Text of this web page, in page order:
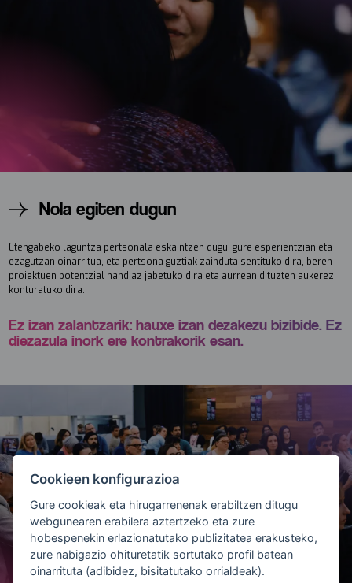
Nola egiten dugun
Etengabeko laguntza pertsonala eskaintzen dugu, gure esperientzian eta
ezagutzan oinarritua, eta pertsona guztiak zainduta sentituko dira, beren
proiektuen potentzial handiaz jabetuko dira eta aurrean dituzten aukerez
konturatuko dira.
Ez izan zalantzarik: hauxe izan dezakezu bizibide. Ez
diezazula inork ere kontrakorik esan.
Cookieen konfigurazioa
Gure cookieak eta hirugarrenenak erabiltzen ditugu
webgunearen erabilera aztertzeko eta zure
hobespenekin erlazionatutako publizitatea erakusteko,
zure nabigazio ohituretatik sortutako profil batean
oinarrituta (adibidez, bisitatutako orrialdeak).